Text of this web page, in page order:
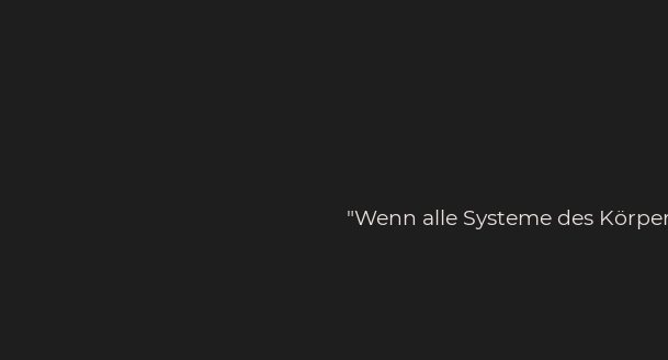
"Wenn alle Systeme des